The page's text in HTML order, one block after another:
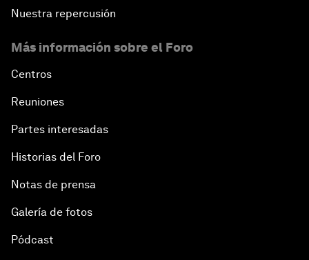
Nuestra repercusión
Más información sobre el Foro
Centros
Reuniones
Partes interesadas
Historias del Foro
Notas de prensa
Galería de fotos
Pódcast